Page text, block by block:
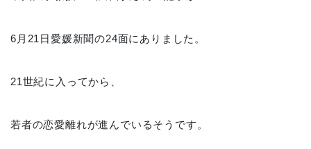
6月21日愛媛新聞の24面にありました。
21世紀に入ってから、
若者の恋愛離れが進んでいるそうです。